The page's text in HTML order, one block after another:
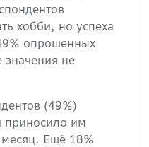
хобби, но успеха
опрошенных
не
(49%)
приносило им
Ещё 18%